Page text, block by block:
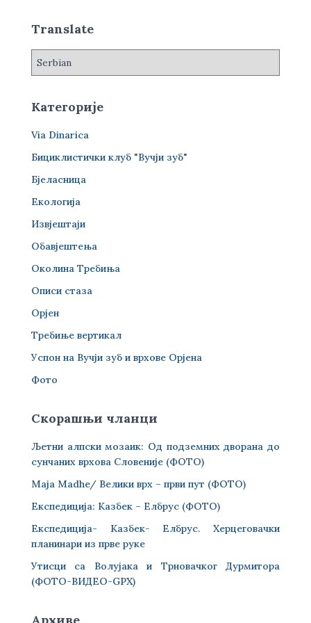
а
Translate
Категорије
Via Dinarica
Бициклистички клуб "Вучји зуб"
Бјеласница
Екологија
Извјештаји
Обавјештења
Околина Требиња
Описи стаза
Орјен
Требиње вертикал
Успон на Вучји зуб и врхове Орјена
Фото
Скорашњи чланци
Љетни алпски мозаик: Од подземних дворана до
сунчаних врхова Словеније (ФОТО)
Maja Madhe/ Велики врх – први пут (ФОТО)
Експедиција: Казбек – Елбрус (ФОТО)
Експедиција- Казбек- Елбрус. Херцеговачки
планинари из прве руке
Утисци са Волујака и Трновачког Дурмитора
(ФОТО-ВИДЕО-GPX)